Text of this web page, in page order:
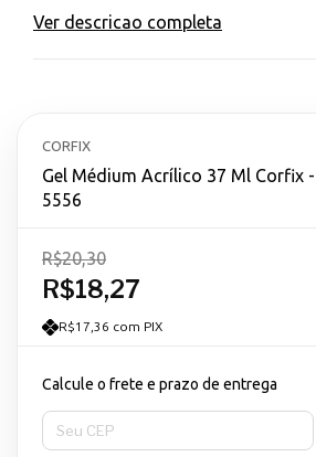
Ver descricao completa
CORFIX
Gel Médium Acrílico 37 Ml Corfix
5556
R$18,27
R$20,30
R$17,36 com PIX
Calcule o frete e prazo de entrega
Entregas para o CEP: